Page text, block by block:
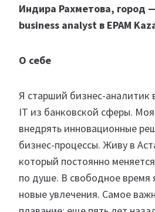
Индира Рахметова, город
business analyst в EPAM
О себе
Я старший бизнес-аналитик
IT из банковской сферы.
внедрять инновационные
бизнес-процессы. Живу в
который постоянно
по душе. В свободное время
новые увлечения. Самое